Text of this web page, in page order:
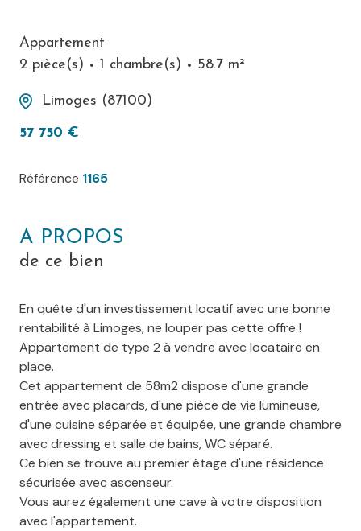
Appartement
2 pièce(s)
1 chambre(s) 58.7 m²
Limoges (87100)
57 750 €
Référence 1165
A PROPOS
de ce bien
En quête d'un investissement locatif avec une bonne
rentabilité à Limoges, ne louper pas cette offre !
Appartement de type 2 à vendre avec locataire en
place.
Cet appartement de 58m2 dispose d'une grande
entrée avec placards, d'une pièce de vie lumineuse,
d'une cuisine séparée et équipée, une grande chambre
avec dressing et salle de bains, WC séparé.
Ce bien se trouve au premier étage d'une résidence
sécurisée avec ascenseur.
Vous aurez également une cave à votre disposition
avec l'appartement.